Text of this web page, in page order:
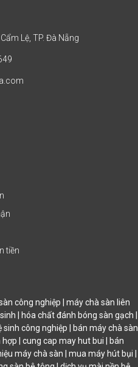
Lệ, TP. Đà Nẵng
tiền
công nghiệp | máy chà sàn liên
|
hóa chất đánh bóng sàn gạch |
sinh công nghiệp |
bán máy chà sàn
| cung cap may hut bui |
bán
máy chà sàn | mua máy hút bụi |